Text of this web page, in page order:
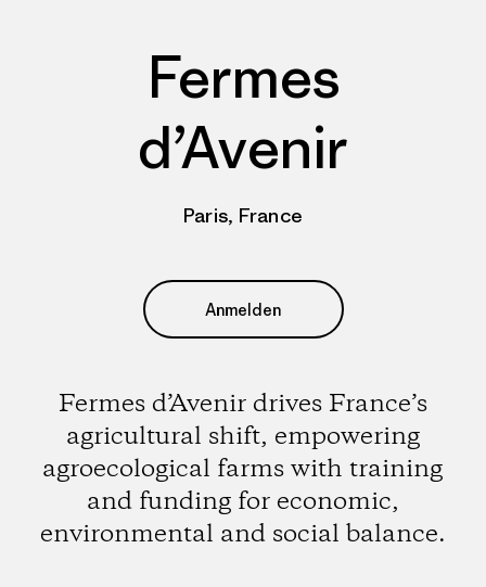
Fermes
d’Avenir
Paris, France
Anmelden
Fermes d’Avenir drives France’s
agricultural shift, empowering
agroecological farms with training
and funding for economic,
environmental and social balance.